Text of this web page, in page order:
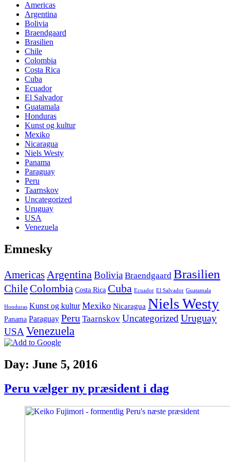
Americas
Argentina
Bolivia
Braendgaard
Brasilien
Chile
Colombia
Costa Rica
Cuba
Ecuador
El Salvador
Guatamala
Honduras
Kunst og kultur
Mexiko
Nicaragua
Niels Westy
Panama
Paraguay
Peru
Taarnskov
Uncategorized
Uruguay
USA
Venezuela
Emnesky
AmericasArgentinaBolivia Braendgaard Brasilien
ChileColombia Costa Rica Cuba Ecuador El Salvador Guatamala
Honduras Kunst og kultur Mexiko Nicaragua Niels Westy
Panama Paraguay Peru Taarnskov Uncategorized Uruguay
USA Venezuela
Day: June 5, 2016
Peru vælger ny præsident i dag